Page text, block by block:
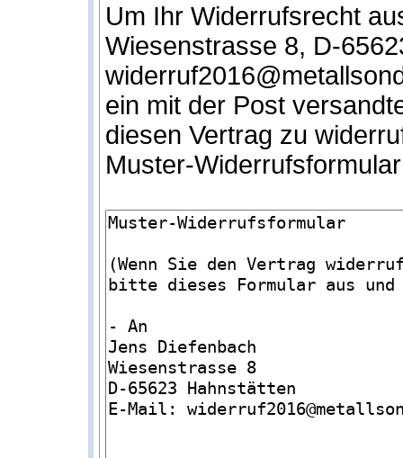
Um Ihr Widerrufsrecht
Wiesenstrasse 8, D-
ein mit der Post
diesen Vertrag zu
Muster-